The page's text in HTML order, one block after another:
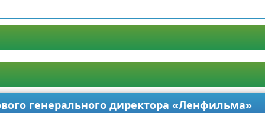
генерального директора «Ленфильма»